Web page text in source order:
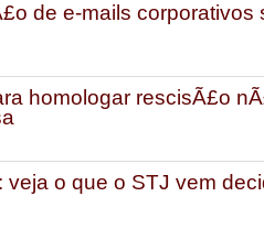
de e-mails corporativos
homologar rescisÃ£o
veja o que o STJ vem